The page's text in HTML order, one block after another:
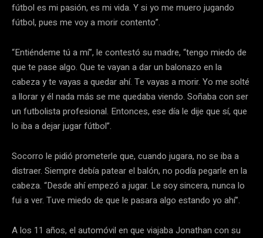
fútbol es mi pasión, es mi vida. Y si yo me muero jugando
fútbol, pues me voy a morir contento”.
“Entiéndeme tú a mí”, le contestó su madre, “tengo miedo de
que te pase algo. Que te vayan a dar un balonazo en la
cabeza y te vayas a quedar ahí. Te vayas a morir. Yo me solté
a llorar y él nada más se me quedaba viendo. Soñaba con ser
un futbolista profesional. Entonces, ese día le dije que sí, que
lo iba a dejar jugar fútbol”.
Socorro le pidió prometerle que, cuando jugara, no se iba a
distraer. Siempre debía patear el balón, no podía pegarle en la
cabeza. “Desde ahí empezó a jugar. Le soy sincera, nunca lo
fui a ver. Tuve miedo de que le pasara algo estando yo ahí”.
A los 11 años, el automóvil en que viajaba Jonathan con su